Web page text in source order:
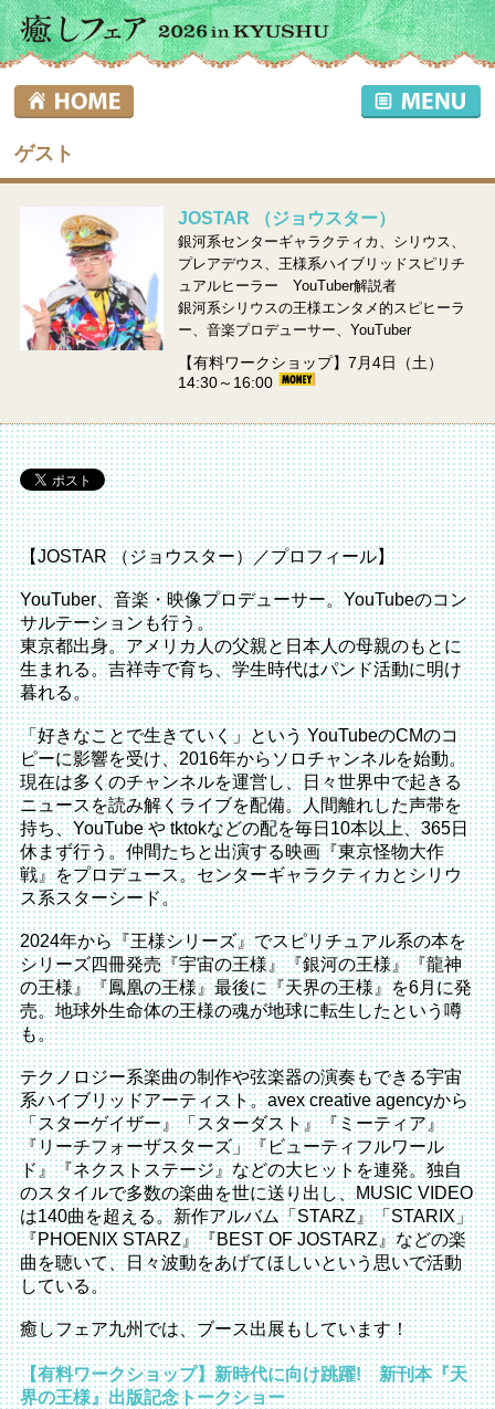
ゲスト
JOSTAR （ジョウスター）
銀河系センターギャラクティカ、シリウス、
プレアデウス、王様系ハイブリッドスピリチ
ュアルヒーラー YouTuber解説者
銀河系シリウスの王様エンタメ的スピヒーラ
ー、音楽プロデューサー、YouTuber
【有料ワークショップ】7月4日（土）
14:30～16:00
【JOSTAR （ジョウスター）／プロフィール】
YouTuber、音楽・映像プロデューサー。YouTubeのコン
サルテーションも行う。
東京都出身。アメリカ人の父親と日本人の母親のもとに
生まれる。吉祥寺で育ち、学生時代はパンド活動に明け
暮れる。
「好きなことで生きていく」という YouTubeのCMのコ
ピーに影響を受け、2016年からソロチャンネルを始動。
現在は多くのチャンネルを運営し、日々世界中で起きる
ニュースを読み解くライブを配備。人間離れした声帯を
持ち、YouTube や tktokなどの配を毎日10本以上、365日
休まず行う。仲間たちと出演する映画『東京怪物大作
戦』をプロデュース。センターギャラクティカとシリウ
ス系スターシード。
2024年から『王様シリーズ』でスピリチュアル系の本を
シリーズ四冊発売『宇宙の王様』『銀河の王様』『龍神
の王様』『鳳凰の王様』最後に『天界の王様』を6月に発
売。地球外生命体の王様の魂が地球に転生したという噂
も。
テクノロジー系楽曲の制作や弦楽器の演奏もできる宇宙
系ハイブリッドアーティスト。avex creative agencyから
「スターゲイザー』「スターダスト』『ミーティア』
『リーチフォーザスターズ」『ビューティフルワール
ド』『ネクストステージ』などの大ヒットを連発。独自
のスタイルで多数の楽曲を世に送り出し、MUSIC VIDEO
は140曲を超える。新作アルバム「STARZ』「STARIX」
『PHOENIX STARZ』『BEST OF JOSTARZ』などの楽
曲を聴いて、日々波動をあげてほしいという思いで活動
している。
癒しフェア九州では、ブース出展もしています！
【有料ワークショップ】新時代に向け跳躍! 新刊本『天
界の王様』出版記念トークショー